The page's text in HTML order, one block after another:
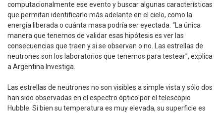
computacionalmente ese evento y buscar algunas características
que permitan identificarlo más adelante en el cielo, como la
energía liberada o cuánta masa podría ser eyectada. “La única
manera que tenemos de validar esas hipótesis es ver las
consecuencias que traen y si se observan o no. Las estrellas de
neutrones son los laboratorios que tenemos para testear”, explica
a Argentina Investiga.
Las estrellas de neutrones no son visibles a simple vista y sólo dos
han sido observadas en el espectro óptico por el telescopio
Hubble. Si bien su temperatura es muy elevada, su superficie es